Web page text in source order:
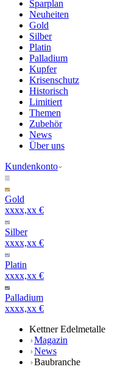
Sparplan
Neuheiten
Gold
Silber
Platin
Palladium
Kupfer
Krisenschutz
Historisch
Limitiert
Themen
Zubehör
News
Über uns
Kundenkonto
Gold
xxxx,xx €
Silber
xxxx,xx €
Platin
xxxx,xx €
Palladium
xxxx,xx €
Kettner Edelmetalle
Magazin
News
Baubranche